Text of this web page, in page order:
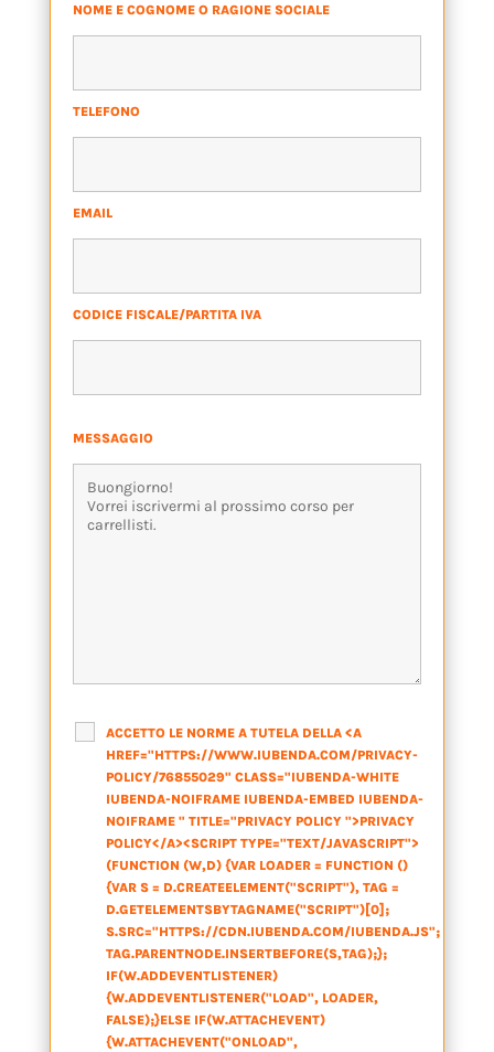
NOME E COGNOME O RAGIONE SOCIALE
TELEFONO
EMAIL
CODICE FISCALE/PARTITA IVA
MESSAGGIO
ACCETTO LE NORME A TUTELA DELLA <A
HREF="HTTPS://WWW.IUBENDA.COM/PRIVACY-
POLICY/76855029" CLASS="IUBENDA-WHITE
IUBENDA-NOIFRAME IUBENDA-EMBED IUBENDA-
NOIFRAME " TITLE="PRIVACY POLICY ">PRIVACY
POLICY</A><SCRIPT TYPE="TEXT/JAVASCRIPT">
(FUNCTION (W,D) {VAR LOADER = FUNCTION ()
{VAR S = D.CREATEELEMENT("SCRIPT"), TAG =
D.GETELEMENTSBYTAGNAME("SCRIPT")[0];
S.SRC="HTTPS://CDN.IUBENDA.COM/IUBENDA.JS";
TAG.PARENTNODE.INSERTBEFORE(S,TAG);};
IF(W.ADDEVENTLISTENER)
{W.ADDEVENTLISTENER("LOAD", LOADER,
FALSE);}ELSE IF(W.ATTACHEVENT)
{W.ATTACHEVENT("ONLOAD",